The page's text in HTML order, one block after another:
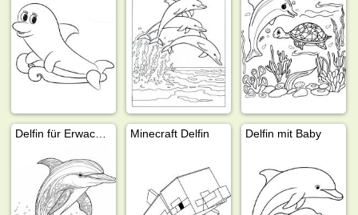
Minecraft Delfin Delfin mit Baby